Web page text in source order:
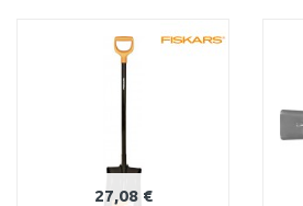
Vergleichen
27,08 €